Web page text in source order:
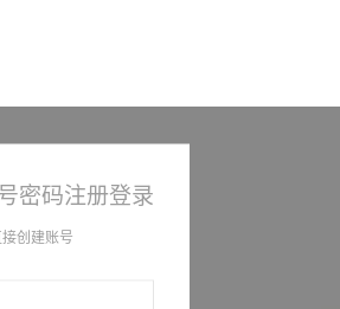
密码注册登录
创建账号